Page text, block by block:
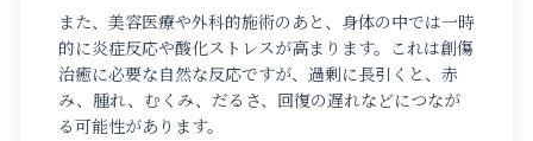
また、美容医療や外科的施術のあと、身体の中では一時
的に炎症反応や酸化ストレスが高まります。これは創傷
治癒に必要な自然な反応ですが、過剰に長引くと、赤
み、腫れ、むくみ、だるさ、回復の遅れなどにつなが
る可能性があります。